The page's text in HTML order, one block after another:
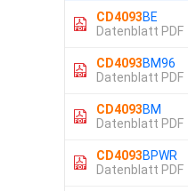
CD4093BE
Datenblatt PDF
CD4093BM96
Datenblatt PDF
CD4093BM
Datenblatt PDF
CD4093BPWR
Datenblatt PDF